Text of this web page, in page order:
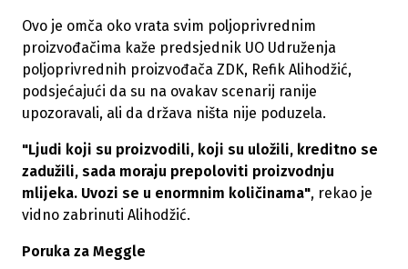
Ovo je omča oko vrata svim poljoprivrednim
proizvođačima kaže predsjednik UO Udruženja
poljoprivrednih proizvođača ZDK, Refik Alihodžić,
podsjećajući da su na ovakav scenarij ranije
upozoravali, ali da država ništa nije poduzela.
"Ljudi koji su proizvodili, koji su uložili, kreditno se
zadužili, sada moraju prepoloviti proizvodnju
mlijeka. Uvozi se u enormnim količinama", rekao je
vidno zabrinuti Alihodžić.
Poruka za Meggle